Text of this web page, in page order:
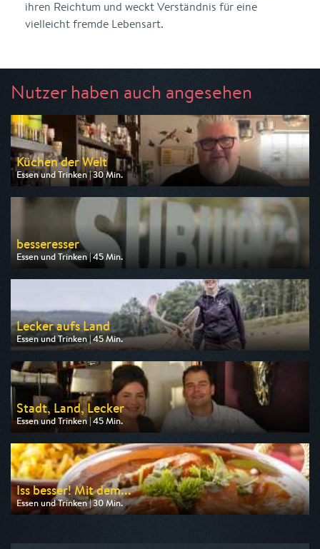
ihren Reichtum und weckt Verständnis für eine
vielleicht fremde Lebensart.
Nutzer haben auch angesehen
Küchen der Welt
Essen und Trinken | 30 Min.
Ausgestrahlt von arte
am 10.08.2026, 11:55
besseresser
Essen und Trinken | 45 Min.
Ausgestrahlt von ZDF info
am 08.08.2026, 18:45
Lecker aufs Land
Essen und Trinken | 45 Min.
Ausgestrahlt von SWR
am 09.08.2026, 16:15
Stadt, Land, Lecker
Essen und Trinken | 45 Min.
Ausgestrahlt von ZDF neo
am 10.08.2026, 08:15
Iss besser! Mit dem...
Essen und Trinken | 30 Min.
Ausgestrahlt von NDR